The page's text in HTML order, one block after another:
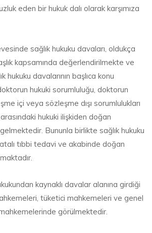
eden bir hukuk dalı olarak karşımıza
sağlık hukuku davaları, oldukça
kapsamında değerlendirilmekte ve
hukuku davalarının başlıca konu
hukuki sorumluluğu, doktorun
içi veya sözleşme dışı sorumlulukları
hukuki ilişkiden doğan
Bununla birlikte sağlık hukuku
tıbbi tedavi ve akabinde doğan
kaynaklı davalar alanına girdiği
tüketici mahkemeleri ve genel
görülmektedir.